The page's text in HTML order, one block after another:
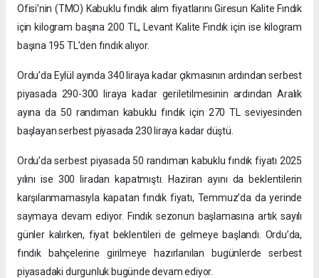
Ofisi’nin (TMO) Kabuklu fındık alım fiyatlarını Giresun Kalite Fındık
için kilogram başına 200 TL, Levant Kalite Fındık için ise kilogram
başına 195 TL’den fındık alıyor.
Ordu’da Eylül ayında 340 liraya kadar çıkmasının ardından serbest
piyasada 290-300 liraya kadar geriletilmesinin ardından Aralık
ayına da 50 randıman kabuklu fındık için 270 TL seviyesinden
başlayan serbest piyasada 230 liraya kadar düştü.
Ordu’da serbest piyasada 50 randıman kabuklu fındık fiyatı 2025
yılını ise 300 liradan kapatmıştı. Haziran ayını da beklentilerin
karşılanmamasıyla kapatan fındık fiyatı, Temmuz’da da yerinde
saymaya devam ediyor. Fındık sezonun başlamasına artık sayılı
günler kalırken, fiyat beklentileri de gelmeye başlandı. Ordu’da,
fındık bahçelerine girilmeye hazırlanılan bugünlerde serbest
piyasadaki durgunluk bugünde devam ediyor.